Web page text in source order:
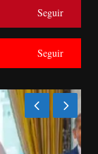
Seguir
Seguir